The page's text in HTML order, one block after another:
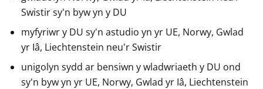
Swistir sy'n byw yn y DU
myfyriwr y DU sy'n astudio yn yr UE, Norwy, Gwlad
yr Iâ, Liechtenstein neu'r Swistir
unigolyn sydd ar bensiwn y wladwriaeth y DU ond
sy'n byw yn yr UE, Norwy, Gwlad yr Iâ, Liechtenstein